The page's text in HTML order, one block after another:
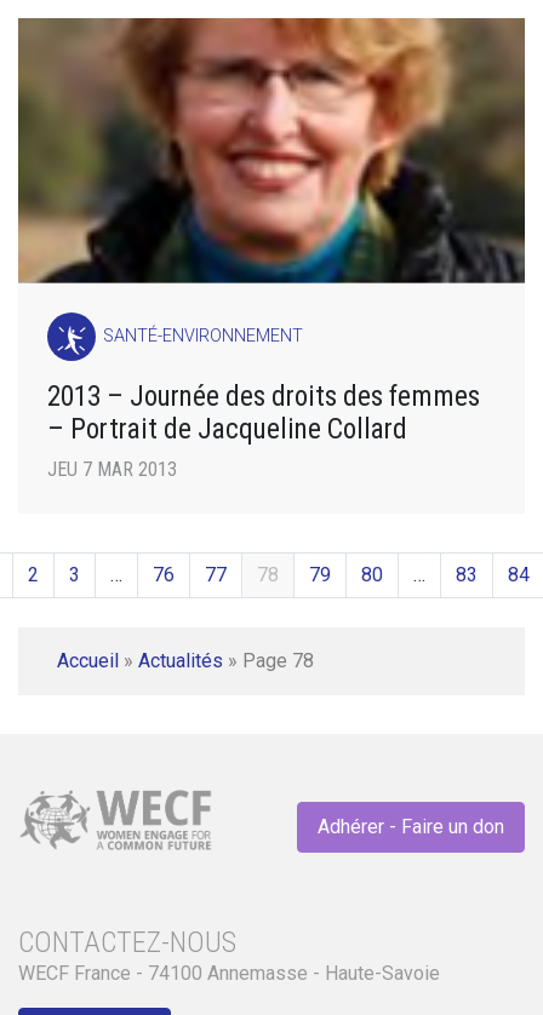
SANTÉ-ENVIRONNEMENT
2013 – Journée des droits des femmes
– Portrait de Jacqueline Collard
JEU 7 MAR 2013
2 3 … 76 77 78 79 80 … 83 84
Accueil » Actualités » Page 78
Adhérer - Faire un don
CONTACTEZ-NOUS
WECF France - 74100 Annemasse - Haute-Savoie